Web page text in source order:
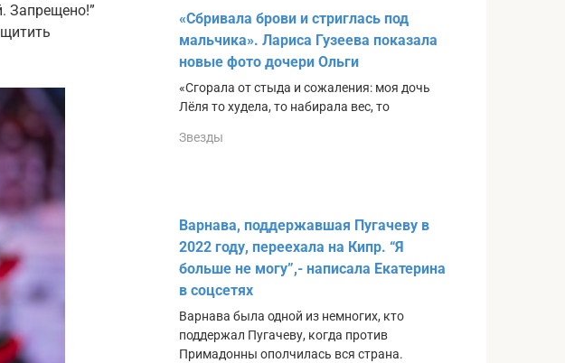
Запрещено!”
«Сбривала брови и стриглась под
мальчика». Лариса Гузеева показала
новые фото дочери Ольги
«Сгоpала от стыда и сожаления: моя дочь
Лёля то худела, то набирала вес, то
Звезды
Варнава, поддержавшая Пугачеву в
2022 году, переехала на Кипр. “Я
больше не могу”,- написала Екатерина
в соцсетях
Варнава была одной из немногих, кто
поддержал Пугачеву, когда против
Примадонны ополчилась вся страна.